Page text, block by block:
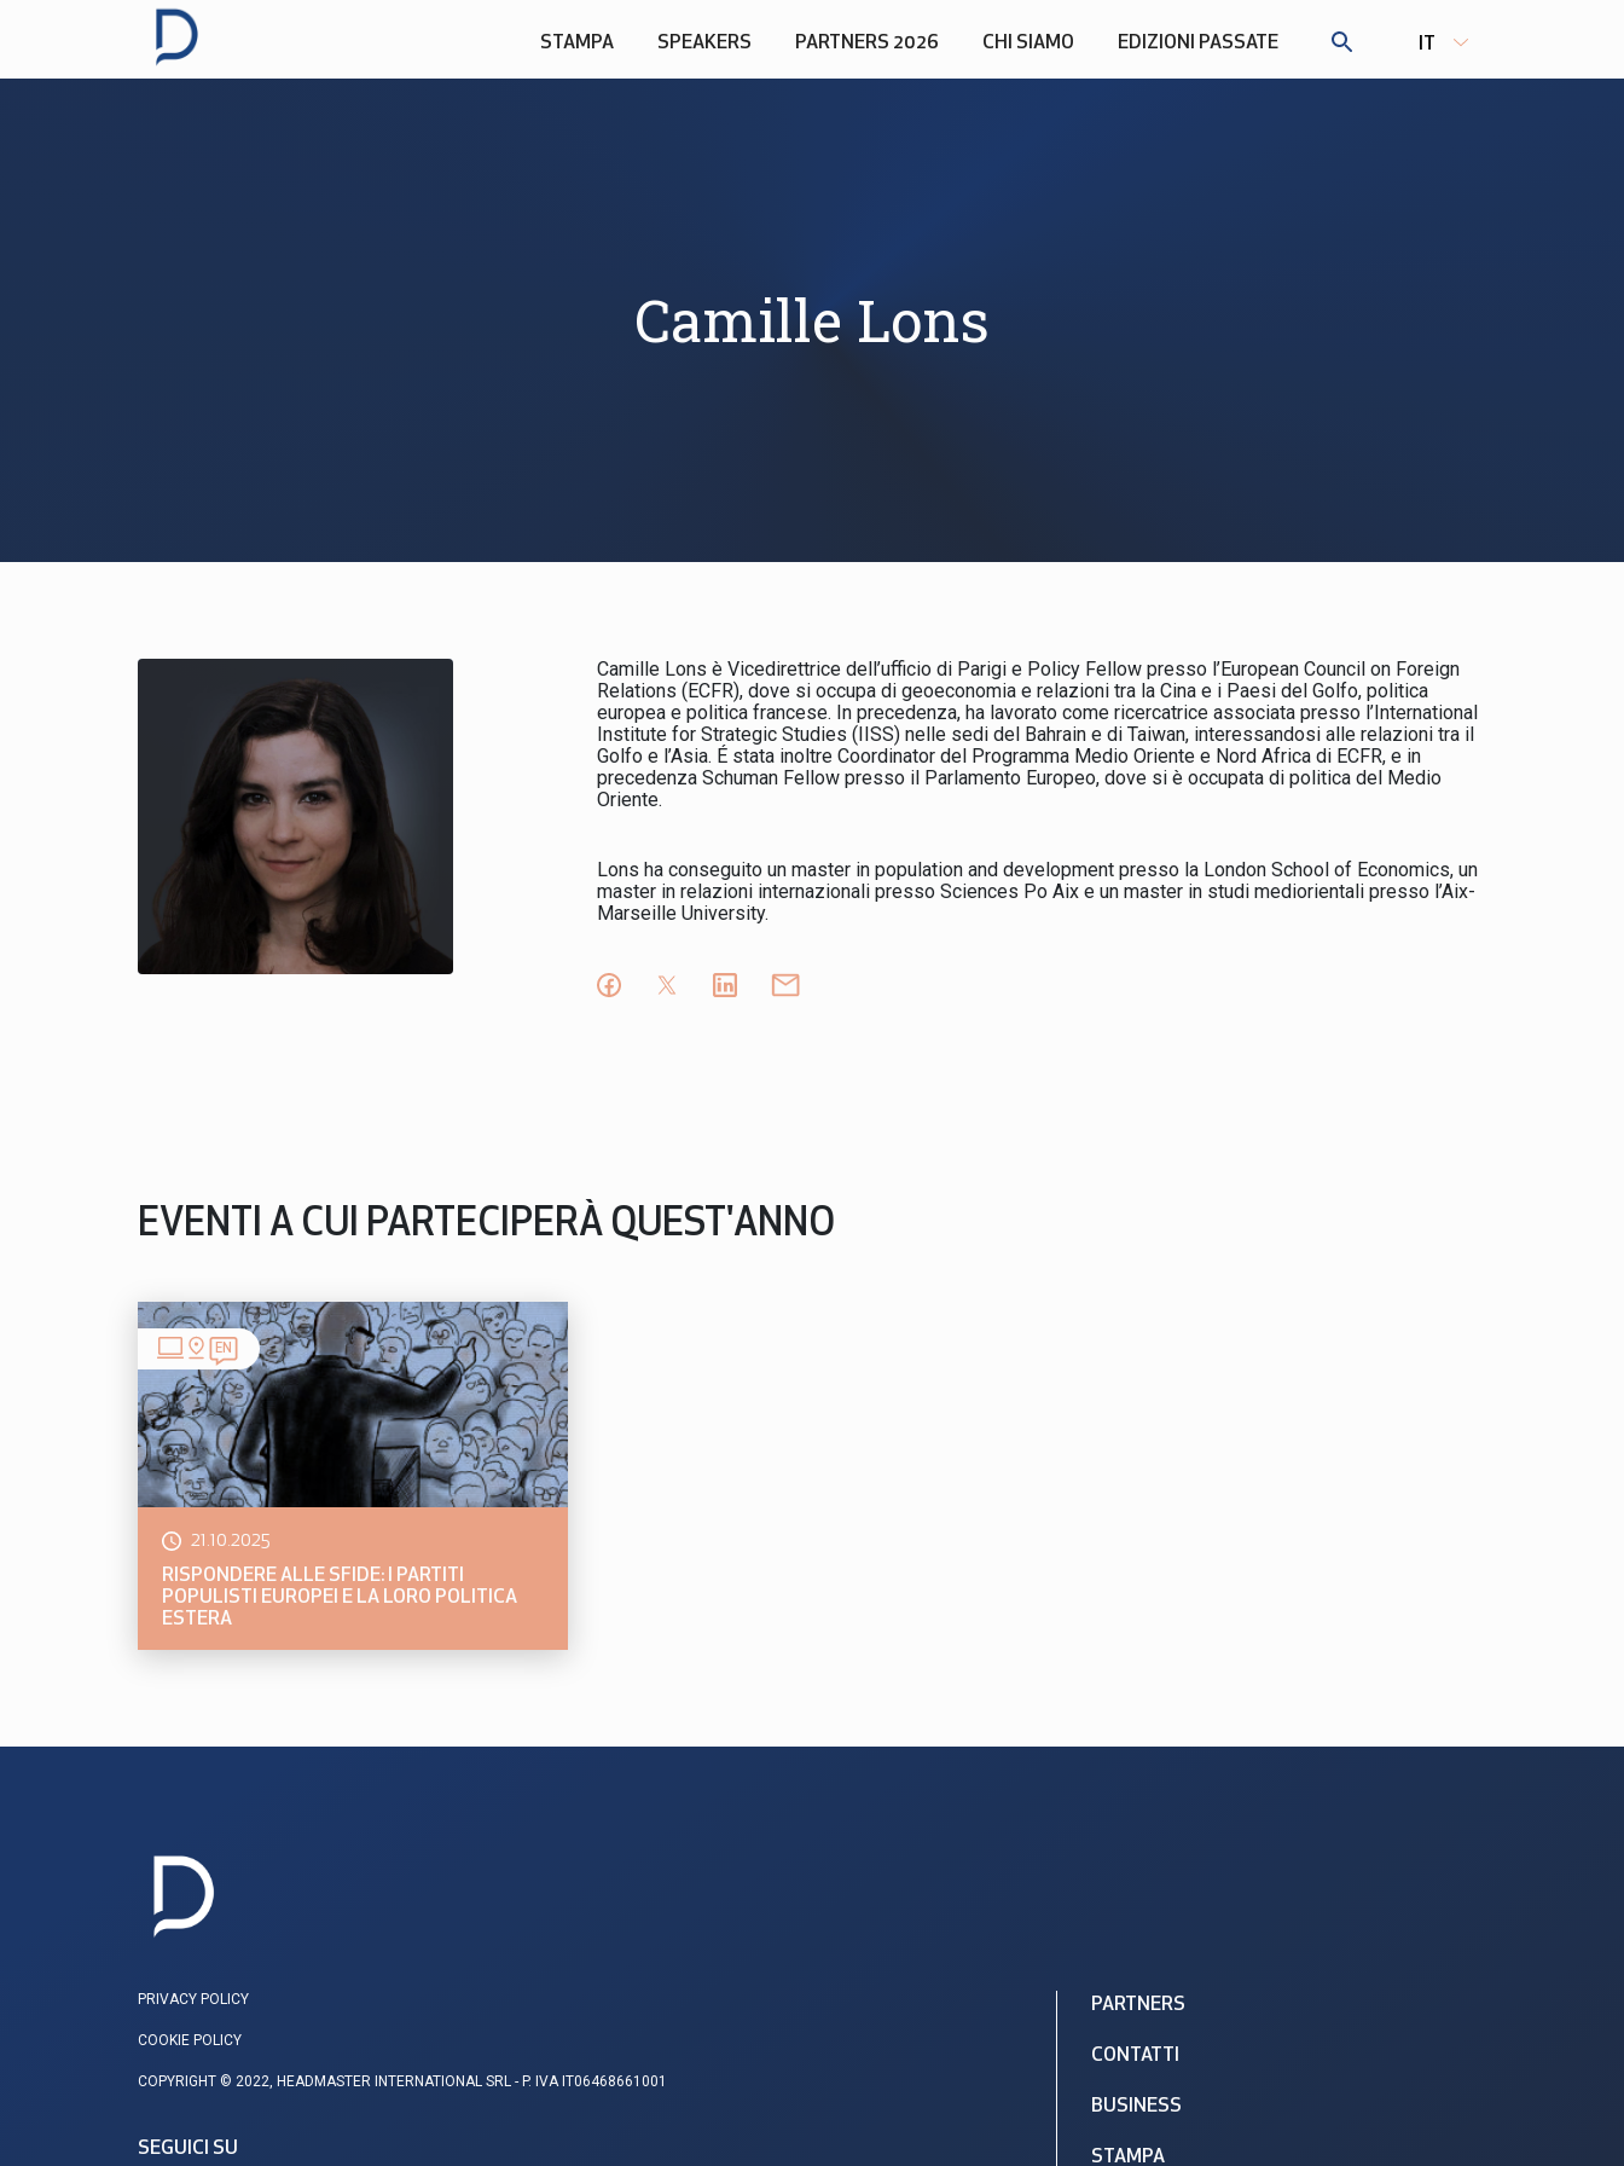
STAMPA SPEAKERS PARTNERS 2026 CHI SIAMO EDIZIONI PASSATE
Camille Lons
Camille Lons è Vicedirettrice dell’ufficio di Parigi e Policy Fellow presso l’European Council on Foreign
Relations (ECFR), dove si occupa di geoeconomia e relazioni tra la Cina e i Paesi del Golfo, politica
europea e politica francese. In precedenza, ha lavorato come ricercatrice associata presso l’International
Institute for Strategic Studies (IISS) nelle sedi del Bahrain e di Taiwan, interessandosi alle relazioni tra il
Golfo e l’Asia. É stata inoltre Coordinator del Programma Medio Oriente e Nord Africa di ECFR, e in
precedenza Schuman Fellow presso il Parlamento Europeo, dove si è occupata di politica del Medio
Oriente.
Lons ha conseguito un master in population and development presso la London School of Economics, un
master in relazioni internazionali presso Sciences Po Aix e un master in studi mediorientali presso l’Aix-
Marseille University.
EVENTI A CUI PARTECIPERÀ QUEST'ANNO
EN
21.10.2025
RISPONDERE ALLE SFIDE: I PARTITI
POPULISTI EUROPEI E LA LORO POLITICA
ESTERA
PRIVACY POLICY
COOKIE POLICY
COPYRIGHT © 2022, HEADMASTER INTERNATIONAL SRL - P. IVA IT06468661001
SEGUICI SU
PARTNERS
CONTATTI
BUSINESS
STAMPA